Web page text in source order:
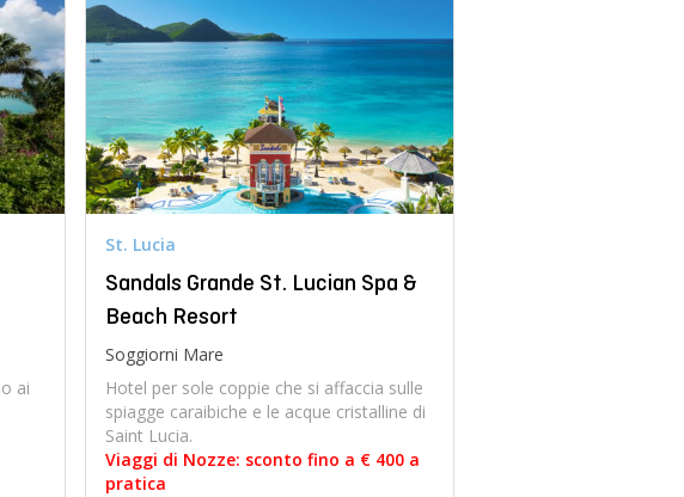
ai
St. Lucia
Sandals Grande St. Lucian Spa &
Beach Resort
Soggiorni Mare
Hotel per sole coppie che si affaccia sulle
spiagge caraibiche e le acque cristalline di
Saint Lucia.
Viaggi di Nozze: sconto fino a € 400 a
pratica